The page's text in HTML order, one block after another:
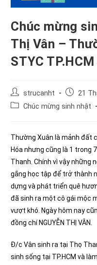
Chúc mừng
Thị Vân –
STYC TP.HCM
Post
author:
strucanht
Post
published:
21
PostChúc mừng sinh nhật
Thường Xuân là mảnh đất
Hóa nhưng cũng là 1 trong
Thanh. Chính vì vậy những
gắng học tập để trở thành
dựng và phát triển quê
đã sinh ra một cô gái mộc
vượt khó. Ngày hôm nay
đồng chí NGUYỄN THỊ VÂN.
Đ/c Vân sinh ra tại Thọ
sinh sống tại TP.HCM và